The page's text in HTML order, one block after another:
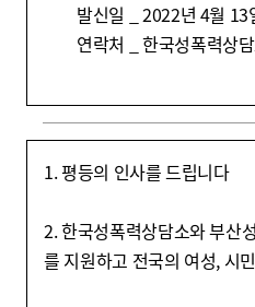
발신일 _ 2022년 4월 13
연락처 _ 한국성폭력상
1. 평등의 인사를 드립니다
2. 한국성폭력상담소와 부산
를 지원하고 전국의 여성, 시